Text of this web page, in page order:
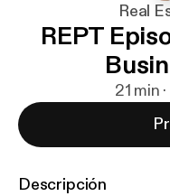
Real
REPT
21 min
Descripción